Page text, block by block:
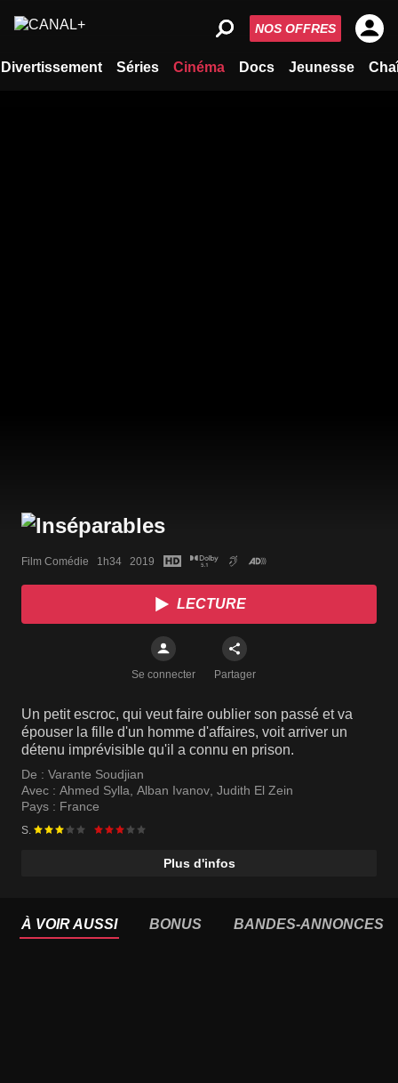
Divertissement Séries Cinéma Docs Jeunesse
NOS OFFRES
Film Comédie   1h34   2019
LECTURE
Se connecter Partager
Un petit escroc, qui veut faire oublier son passé et va
épouser la fille d'un homme d'affaires, voit arriver un
détenu imprévisible qu'il a connu en prison.
De : Varante Soudjian
Avec : Ahmed Sylla, Alban Ivanov, Judith El Zein
Pays : France
S.
Plus d'infos
À VOIR AUSSI BONUS BANDES-ANNONCES